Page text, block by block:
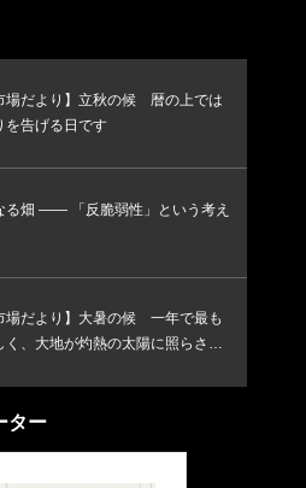
場だより】立秋の候 暦の上では
を告げる日です
る畑 —— 「反脆弱性」という考え
場だより】大暑の候 一年で最も
く、大地が灼熱の太陽に照らされ
ター